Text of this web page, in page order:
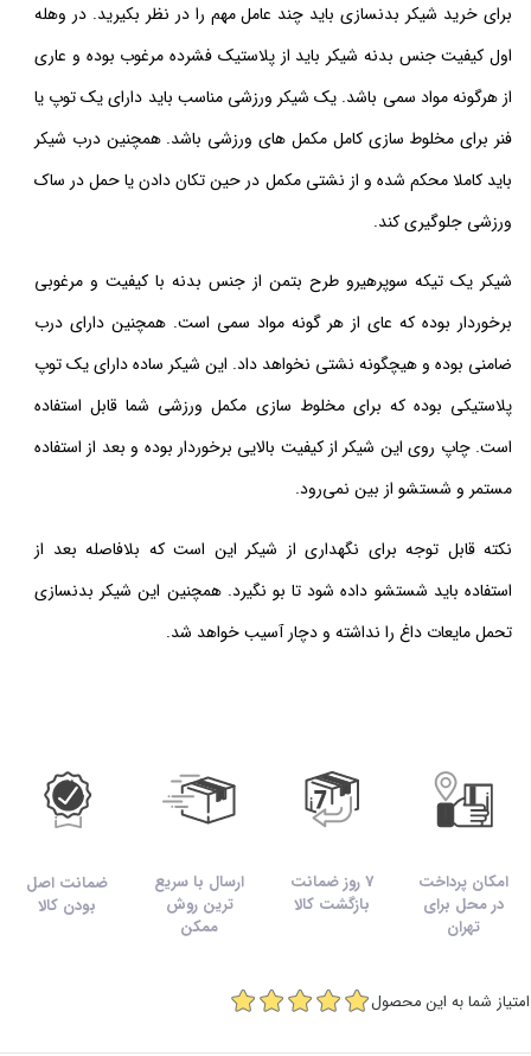
برای خرید شیکر بدنسازی باید چند عامل مهم را در نظر بکیرید. در وهله
اول کیفیت جنس بدنه شیکر باید از پلاستیک فشرده مرغوب بوده و عاری
از هرگونه مواد سمی باشد. یک شیکر ورزشی مناسب باید دارای یک توپ یا
فنر برای مخلوط سازی کامل مکمل های ورزشی باشد. همچنین درب شیکر
باید کاملا محکم شده و از نشتی مکمل در حین تکان دادن یا حمل در ساک
ورزشی جلوگیری کند.
شیکر یک تیکه سوپرهیرو طرح بتمن از جنس بدنه با کیفیت و مرغوبی
برخوردار بوده که عای از هر گونه مواد سمی است. همچنین دارای درب
ضامنی بوده و هیچگونه نشتی نخواهد داد. این شیکر ساده دارای یک توپ
پلاستیکی بوده که برای مخلوط سازی مکمل ورزشی شما قابل استفاده
است. چاپ روی این شیکر از کیفیت بالایی برخوردار بوده و بعد از استفاده
مستمر و شستشو از بین نمی‌رود.
نکته قابل توجه برای نگهداری از شیکر این است که بلافاصله بعد از
استفاده باید شستشو داده شود تا بو نگیرد. همچنین این شیکر بدنسازی
تحمل مایعات داغ را نداشته و دچار آسیب خواهد شد.
امکان پرداخت
در محل برای
تهران
7 روز ضمانت
بازگشت کالا
ارسال با سریع
ترین روش
ممکن
ضمانت اصل
بودن کالا
امتیاز شما به این محصول